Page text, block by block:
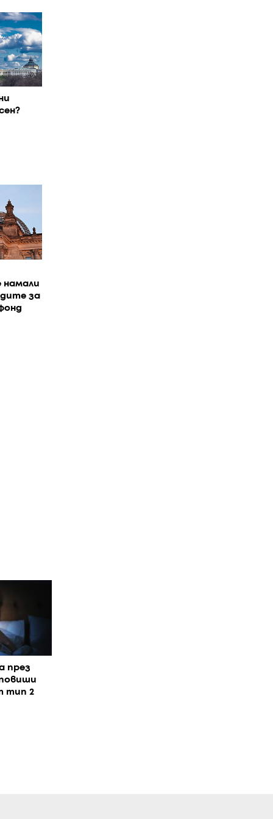
за
през
тип 2